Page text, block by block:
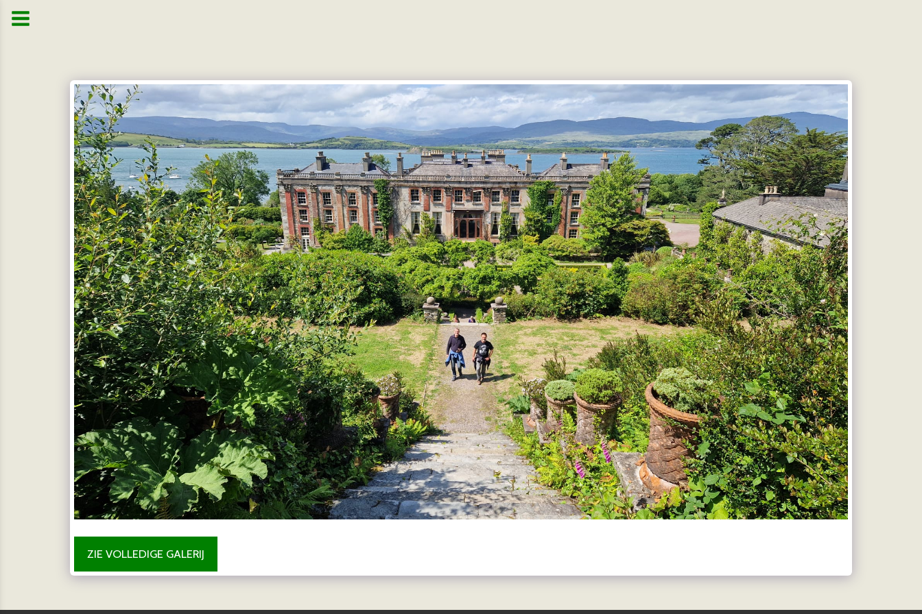
ZIE VOLLEDIGE GALERIJ